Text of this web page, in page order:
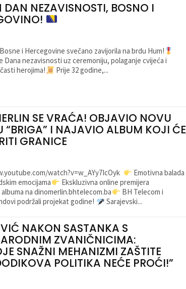
DAN NEZAVISNOSTI, BOSNO I
i Hercegovine svečano zavijorila na brdu Hum!
Dana nezavisnosti uz ceremoniju, polaganje cvijeća i
herojima!
Prije 32 godine,...
SE VRAĆA! OBJAVIO NOVU
“BRIGA” I NAJAVIO ALBUM KOJI ĆE
GRANICE
watch?v=w_AYy7IcOyk
Emotivna balada
emocijama
Ekskluzivna online premijera
na dinomerlin.bhtelecom.ba
BH Telecom i
podržali projekat godine!
Sarajevski...
NAKON SASTANKA S
ZVANIČNICIMA:
SNAŽNI MEHANIZMI ZAŠTITE
POLITIKA NEĆE PROĆI!”